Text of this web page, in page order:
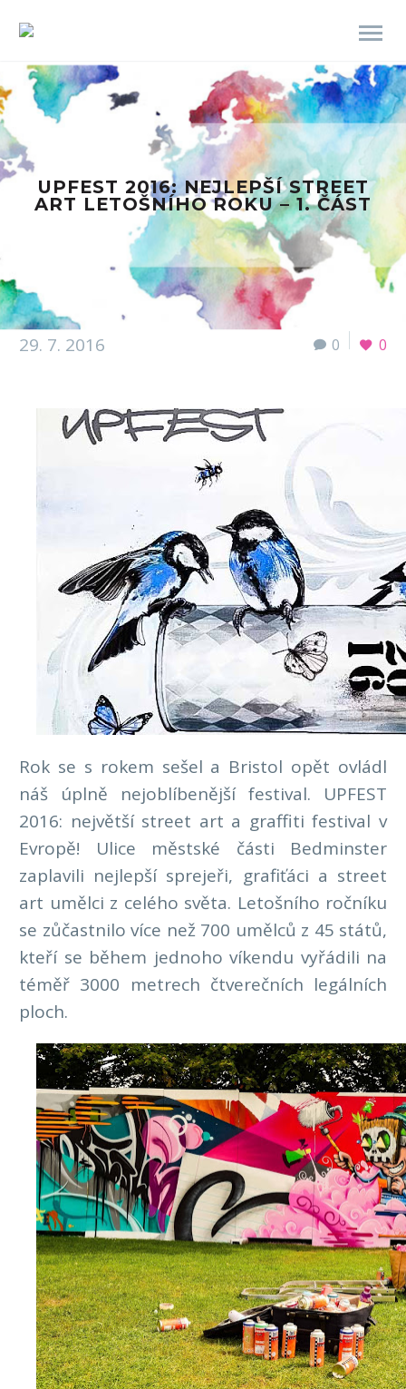
UPFEST 2016: NEJLEPŠÍ STREET
ART LETOŠNÍHO ROKU – 1. ČÁST
0 0
29. 7. 2016
Rok se s rokem sešel a Bristol opět ovládl
náš úplně nejoblíbenější festival. UPFEST
2016: největší street art a graffiti festival v
Evropě! Ulice městské části Bedminster
zaplavili nejlepší sprejeři, grafiťáci a street
art umělci z celého světa. Letošního ročníku
se zůčastnilo více než 700 umělců z 45 států,
kteří se během jednoho víkendu vyřádili na
téměř 3000 metrech čtverečních legálních
ploch.